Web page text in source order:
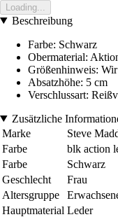
Loading...
Beschreibung
Farbe: Schwarz
Obermaterial:
Größenhinweis:
Absatzhöhe: 5 cm
Verschlussart:
Zusätzliche
Marke
Steve
Farbe
blk action
Farbe
Schwarz
Geschlecht
Frau
Altersgruppe
Hauptmaterial Leder